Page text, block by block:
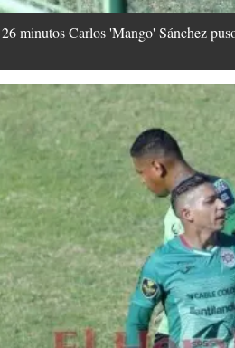
minutos Carlos 'Mango' Sánchez